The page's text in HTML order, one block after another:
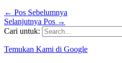
← Pos Sebelumnya
Selanjutnya Pos →
Cari untuk:
Temukan Kami di Google